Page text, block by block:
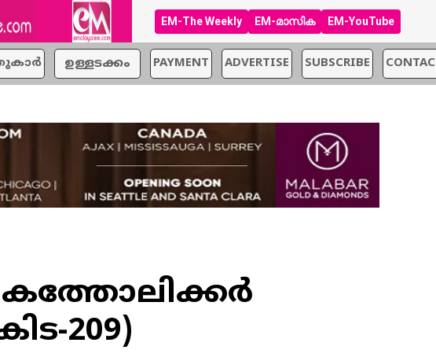
EM-The Weekly EM-മാസിക EM-YouTube
ഉള്ളടക്കം PAYMENT ADVERTISE SUBSCRIBE
209)